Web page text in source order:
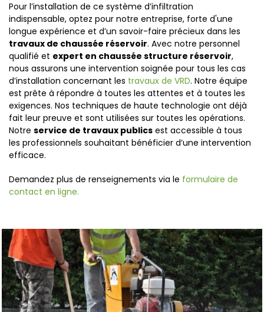
Pour l’installation de ce système d’infiltration
indispensable, optez pour notre entreprise, forte d'une
longue expérience et d’un savoir-faire précieux dans les
travaux de chaussée réservoir. Avec notre personnel
qualifié et expert en chaussée structure réservoir,
nous assurons une intervention soignée pour tous les cas
d’installation concernant les travaux de VRD. Notre équipe
est prête à répondre à toutes les attentes et à toutes les
exigences. Nos techniques de haute technologie ont déjà
fait leur preuve et sont utilisées sur toutes les opérations.
Notre service de travaux publics est accessible à tous
les professionnels souhaitant bénéficier d’une intervention
efficace.
Demandez plus de renseignements via le formulaire de
contact en ligne.